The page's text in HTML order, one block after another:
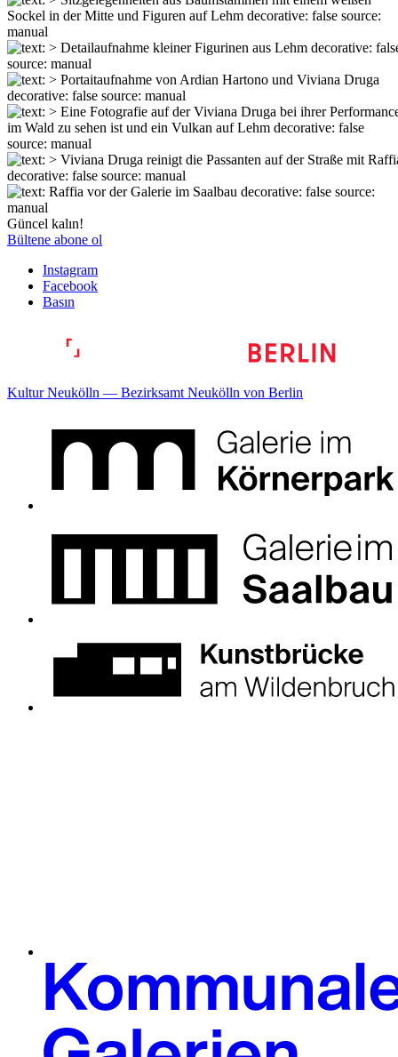
Güncel kalın!
Bültene abone ol
Instagram
Facebook
Basın
Kultur Neukölln — Bezirksamt Neukölln von Berlin